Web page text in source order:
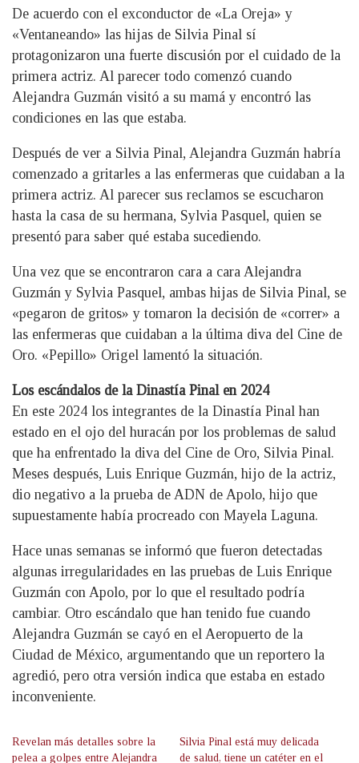
De acuerdo con el exconductor de «La Oreja» y
«Ventaneando» las hijas de Silvia Pinal sí
protagonizaron una fuerte discusión por el cuidado de la
primera actriz. Al parecer todo comenzó cuando
Alejandra Guzmán visitó a su mamá y encontró las
condiciones en las que estaba.
Después de ver a Silvia Pinal, Alejandra Guzmán habría
comenzado a gritarles a las enfermeras que cuidaban a la
primera actriz. Al parecer sus reclamos se escucharon
hasta la casa de su hermana, Sylvia Pasquel, quien se
presentó para saber qué estaba sucediendo.
Una vez que se encontraron cara a cara Alejandra
Guzmán y Sylvia Pasquel, ambas hijas de Silvia Pinal, se
«pegaron de gritos» y tomaron la decisión de «correr» a
las enfermeras que cuidaban a la última diva del Cine de
Oro. «Pepillo» Origel lamentó la situación.
Los escándalos de la Dinastía Pinal en 2024
En este 2024 los integrantes de la Dinastía Pinal han
estado en el ojo del huracán por los problemas de salud
que ha enfrentado la diva del Cine de Oro, Silvia Pinal.
Meses después, Luis Enrique Guzmán, hijo de la actriz,
dio negativo a la prueba de ADN de Apolo, hijo que
supuestamente había procreado con Mayela Laguna.
Hace unas semanas se informó que fueron detectadas
algunas irregularidades en las pruebas de Luis Enrique
Guzmán con Apolo, por lo que el resultado podría
cambiar. Otro escándalo que han tenido fue cuando
Alejandra Guzmán se cayó en el Aeropuerto de la
Ciudad de México, argumentando que un reportero la
agredió, pero otra versión indica que estaba en estado
inconveniente.
Revelan más detalles sobre la
pelea a golpes entre Alejandra
Silvia Pinal está muy delicada
de salud, tiene un catéter en el